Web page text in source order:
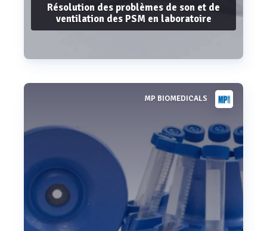
Résolution des problèmes de son et de
ventilation des PSM en laboratoire
Voir plusMP BIOMEDICALS